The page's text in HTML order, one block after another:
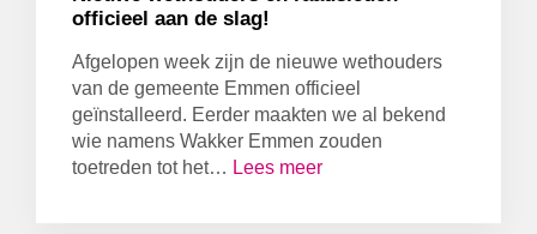
officieel aan de slag!
Afgelopen week zijn de nieuwe wethouders
van de gemeente Emmen officieel
geïnstalleerd. Eerder maakten we al bekend
wie namens Wakker Emmen zouden
toetreden tot het… Lees meer